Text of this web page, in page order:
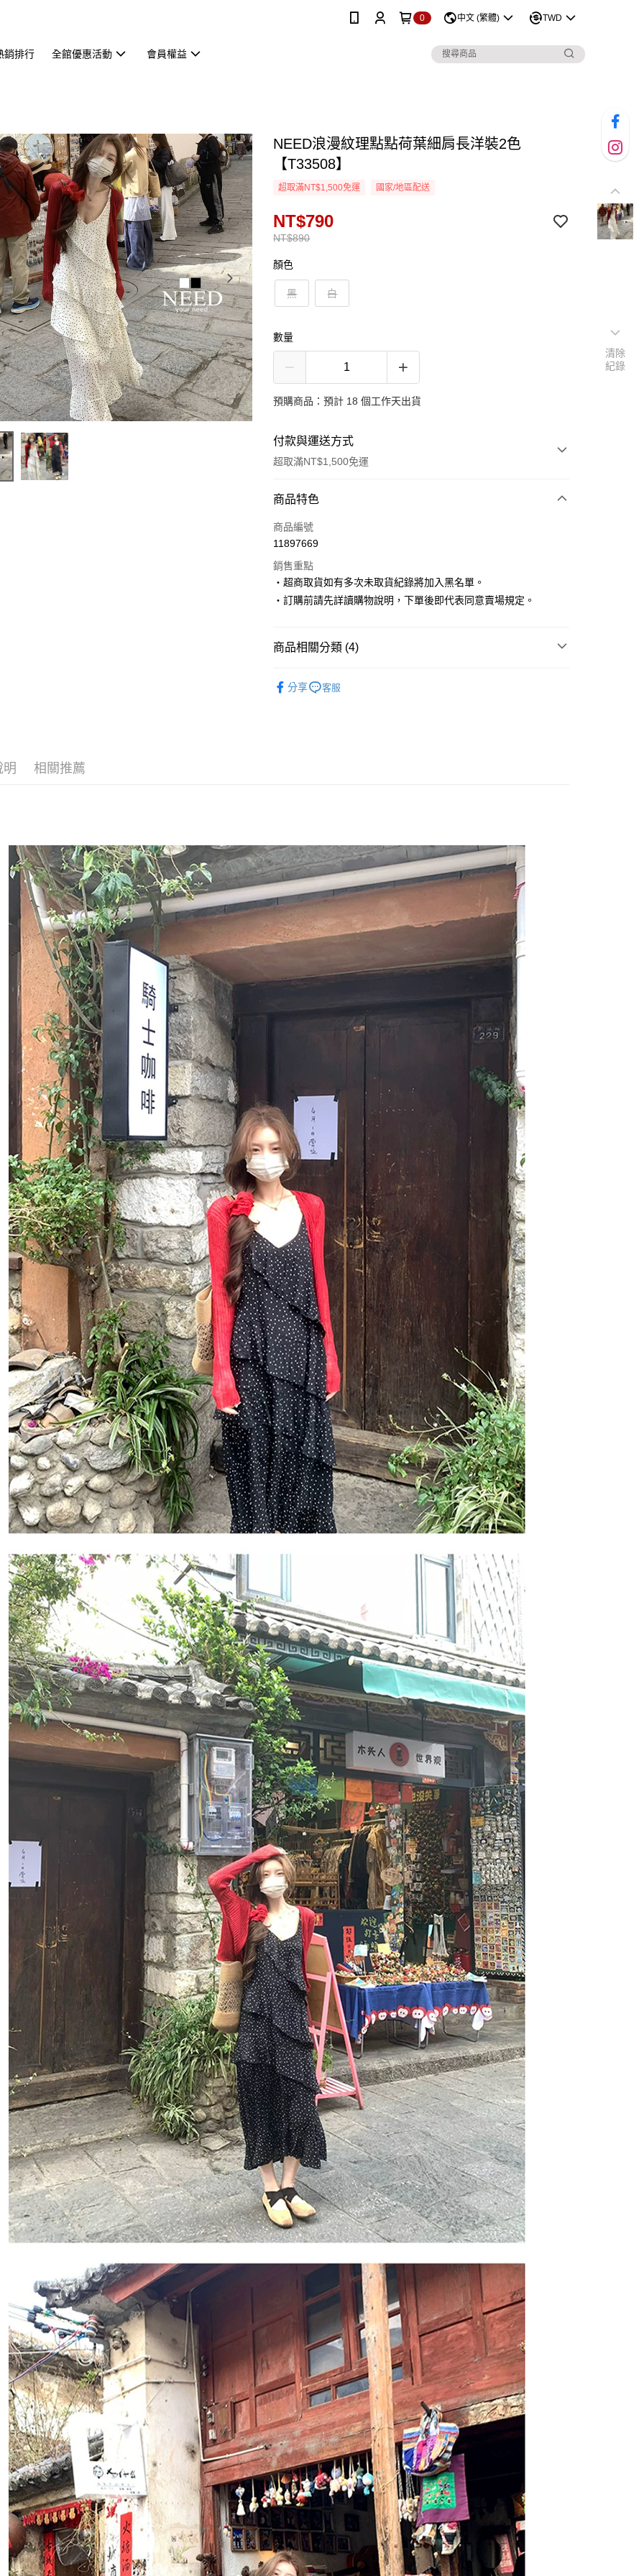
0 中文 (繁體) TWD
銷排行 全館優惠活動 會員權益
NEED浪漫紋理點點荷葉細肩長洋裝2色
【T33508】
超取滿NT$1,500免運 國家/地區配送
NT$890
NT$790
顏色
黑 白
數量
預購商品：預計 18 個工作天出貨
付款與運送方式
超取滿NT$1,500免運
付款方式
信用卡一次付款
LINE Pay
Apple Pay
Google Pay
１．於結帳方式選擇「AFTEE先享後付」後，將跳轉至「AFTEE先享後
付」結帳頁面，進行簡訊認證並確認金額後，即可完成結帳。
２．訂單成立數日內，您將收到繳費通知簡訊。
３．收到繳費通知簡訊後14天內，點擊此簡訊中的連結，可透過四大超商
／ATM／網路銀行／等多元方式進行付款，方視為交易完成。
※ 請注意：結帳手續完成當下不需立刻繳費，但若您需要取消訂單，請聯
絡購買商品的店家。未經商家同意取消之訂單仍視為有效，需透過AFTEE
先享後付繳納相關費用。
※ 交易是否成功請以「AFTEE先享後付 」之結帳頁面顯示為準，若有關於
是否繳費成功／繳費後需取消欲退款等相關疑問，請聯繫「AFTEE先享後
付客戶支援中心」https://netprotections.freshdesk.com/support/home
１．透過由恩沛科技股份有限公司提供之「AFTEE先享後付」服務完成之
交易，需依本服務之必要範圍內提供個人資料，並將交易相關給付款項請
３．未成年的使用者請事先徵得法定代理人或監護人之同意方可使用
「AFTEE先享後付」，若未經同意申辦者引起之損失，本公司不負相關責
任。
４．使用「AFTEE先享後付」時，將依據個別帳號之用戶狀況，依本公司
即時審查核予不同之上限額度；若仍有額度不足之情形，本公司將視審查
結果請求用戶進行身份認證。
５．嚴禁一人註冊多個帳號或使用他人資訊註冊。若發現惡意使用之情
形，恩沛科技股份有限公司將有權停止該用戶之使用額度並採取法律行
動。
每筆NT$80，滿NT$1,500(含以上)免運費
付款後全家取貨
每筆NT$80，滿NT$1,500(含以上)免運費
萊爾富取貨付款
每筆NT$80，滿NT$1,500(含以上)免運費
每筆NT$80，滿NT$1,500(含以上)免運費
離島取貨加價40
每筆NT$80，滿NT$1,500(含以上)免運費
每筆NT$80，滿NT$1,500(含以上)免運費
宅配
每筆NT$100，滿NT$1,500(含以上)免運費
海外宅配
商品特色
商品編號
11897669
銷售重點
‧超商取貨如有多次未取貨紀錄將加入黑名單。
‧訂購前請先詳讀購物說明，下單後即代表同意賣場規定。
商品相關分類 (4)
分享 客服
明 相關推薦
清除
紀錄